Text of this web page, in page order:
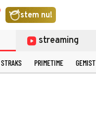
stem nu!
streaming
PRIMETIME GEMIST